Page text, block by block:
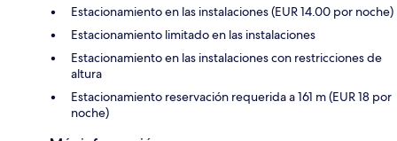
Estacionamiento en las instalaciones (EUR 14.00 por noche)
Estacionamiento limitado en las instalaciones
Estacionamiento en las instalaciones con restricciones de
altura
Estacionamiento reservación requerida a 161 m (EUR 18 por
noche)